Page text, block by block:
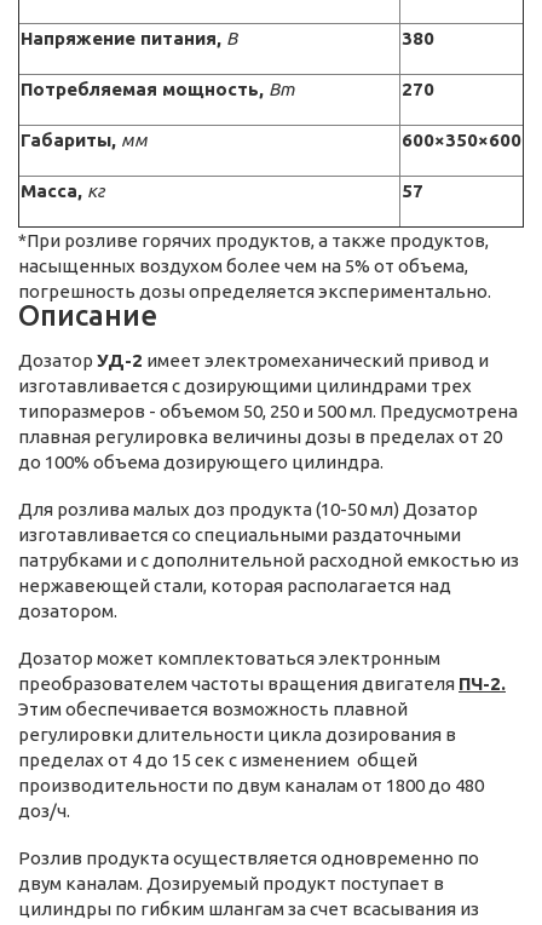
Напряжение питания, В 380
Потребляемая мощность, Вт 270
Габариты, мм 600×350×600
Масса, кг 57
*При розливе горячих продуктов, а также продуктов,
насыщенных воздухом более чем на 5% от объема,
погрешность дозы определяется экспериментально.
Описание
Дозатор УД-2 имеет электромеханический привод и
изготавливается с дозирующими цилиндрами трех
типоразмеров - объемом 50, 250 и 500 мл. Предусмотрена
плавная регулировка величины дозы в пределах от 20
до 100% объема дозирующего цилиндра.
Для розлива малых доз продукта (10-50 мл) Дозатор
изготавливается со специальными раздаточными
патрубками и с дополнительной расходной емкостью из
нержавеющей стали, которая располагается над
дозатором.
Дозатор может комплектоваться электронным
преобразователем частоты вращения двигателя ПЧ-2.
Этим обеспечивается возможность плавной
регулировки длительности цикла дозирования в
пределах от 4 до 15 сек с изменением общей
производительности по двум каналам от 1800 до 480
доз/ч.
Розлив продукта осуществляется одновременно по
двум каналам. Дозируемый продукт поступает в
цилиндры по гибким шлангам за счет всасывания из